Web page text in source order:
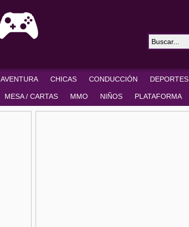
AVENTURA CHICAS CONDUCCIÓN DEPORTES
MESA / CARTAS MMO NIÑOS PLATAFORMA